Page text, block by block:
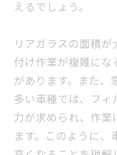
えるでしょう。
リアガラスの面積
付け作業が複雑に
があります。また
多い車種では、フ
力が求められ、作
ます。このように